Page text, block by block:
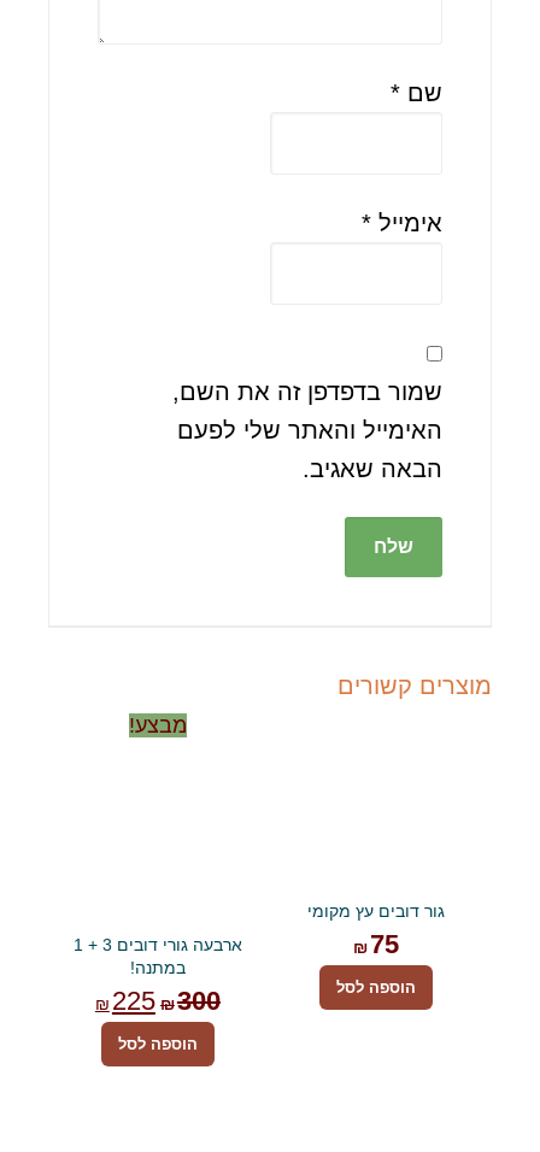
שם*
אימייל*
שמור בדפדפן זה את השם,
האימייל והאתר שלי לפעם
הבאה שאגיב.
מוצרים קשורים
גור דובים עץ מקומי
₪75
הוספה לסל
מבצע!
ארבעה גורי דובים 3 + 1
במתנה!
₪300
המחיר
המקורי
₪ 225
הוספה לסל